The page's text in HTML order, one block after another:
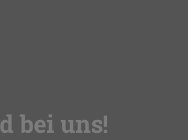
bei uns!